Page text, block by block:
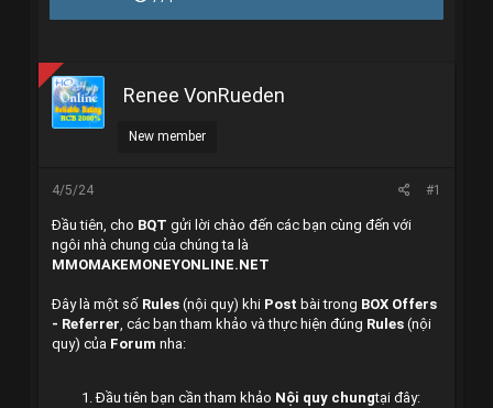
t
r
Renee VonRueden
New member
4/5/24 #1
Đầu tiên, cho BQT gửi lời chào đến các bạn cùng đến với
ngôi nhà chung của chúng ta là
MMOMAKEMONEYONLINE.NET
Đây là một số Rules(nội quy) khi Post bài trong BOX Offers
- Referrer, các bạn tham khảo và thực hiện đúng Rules(nội
quy) của Forum nha:
Đầu tiên bạn cần tham khảo Nội quy chungtại đây: